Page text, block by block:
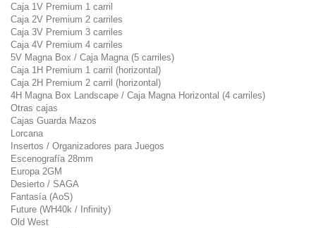
Caja 1V Premium 1 carril
Caja 2V Premium 2 carriles
Caja 3V Premium 3 carriles
Caja 4V Premium 4 carriles
5V Magna Box / Caja Magna (5 carriles)
Caja 1H Premium 1 carril (horizontal)
Caja 2H Premium 2 carril (horizontal)
4H Magna Box Landscape / Caja Magna Horizontal (4 carriles)
Otras cajas
Cajas Guarda Mazos
Lorcana
Insertos / Organizadores para Juegos
Escenografía 28mm
Europa 2GM
Desierto / SAGA
Fantasía (AoS)
Future (WH40k / Infinity)
Old West